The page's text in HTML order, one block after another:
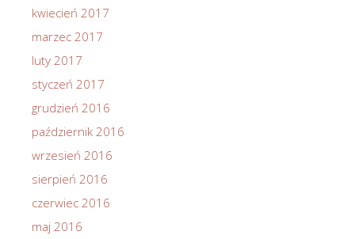
kwiecień 2017
marzec 2017
luty 2017
styczeń 2017
grudzień 2016
październik 2016
wrzesień 2016
sierpień 2016
czerwiec 2016
maj 2016